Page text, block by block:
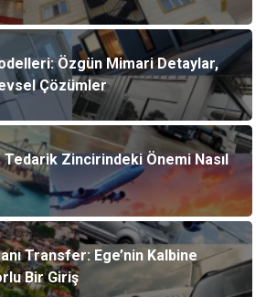
Özgün Mimari Detaylar,
Çözümler
Zincirindeki Önemi Nasıl
Transfer: Ege’nin Kalbine
Bir Giriş